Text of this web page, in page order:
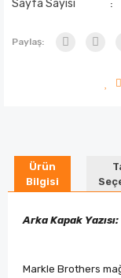
Sayfa Sayısı
Paylaş:
Ürün
Bilgisi
Arka Kapak Yazısı:
Markle Brothers